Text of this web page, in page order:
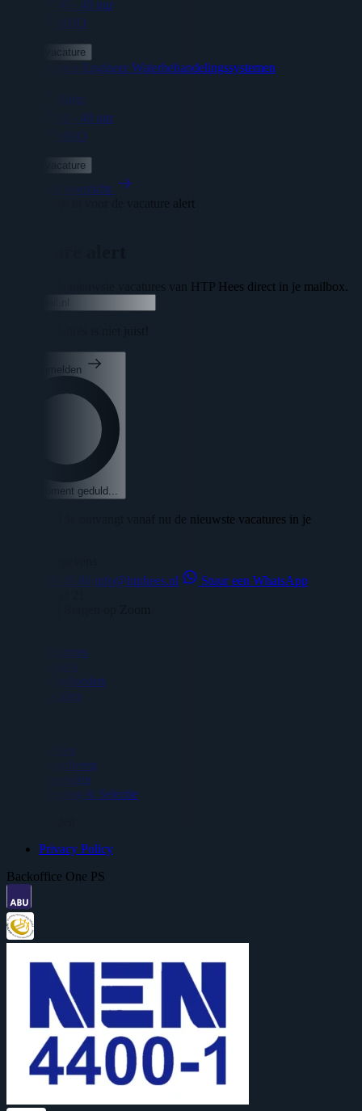
40 - 40 uur
MBO
Bekijk vacature
Junior Service Engineer Waterbehandelingssystemen
Rijen
32 - 40 uur
MBO
Bekijk vacature
Terug naar overzicht
Schrijf je in voor de vacature alert
Ontvang de nieuwste vacatures van HTP Hees direct in je mailbox.
Aanmelden
Een moment geduld...
🎉 Succes! Je ontvangt vanaf nu de nieuwste vacatures in je
06 - 45 03 45 86 info@htphees.nl
Stuur een WhatsApp
Vacatures
Regio’s
Vakgebieden
Locaties
Advies
Detacheren
Uitzenden
Werving & Selectie
Privacy Policy
Backoffice One PS